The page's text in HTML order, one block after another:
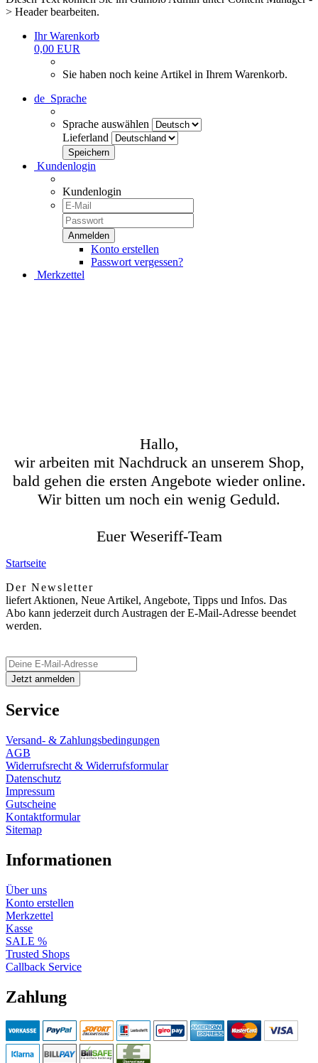
> Header bearbeiten.
Ihr Warenkorb
0,00 EUR
Sie haben noch keine Artikel in Ihrem Warenkorb.
de Sprache
Sprache auswählen
Lieferland
Kundenlogin
Kundenlogin
Konto erstellen
Passwort vergessen?
Merkzettel
Hallo,
wir arbeiten mit Nachdruck an unserem Shop,
bald gehen die ersten Angebote wieder online.
Wir bitten um noch ein wenig Geduld.
Euer Weseriff-Team
Startseite
Der Newsletter
liefert Aktionen, Neue Artikel, Angebote, Tipps und Infos. Das
Abo kann jederzeit durch Austragen der E-Mail-Adresse beendet
werden.
Service
Versand- & Zahlungsbedingungen
AGB
Widerrufsrecht & Widerrufsformular
Datenschutz
Impressum
Gutscheine
Kontaktformular
Sitemap
Informationen
Über uns
Konto erstellen
Merkzettel
Kasse
SALE %
Trusted Shops
Callback Service
Zahlung